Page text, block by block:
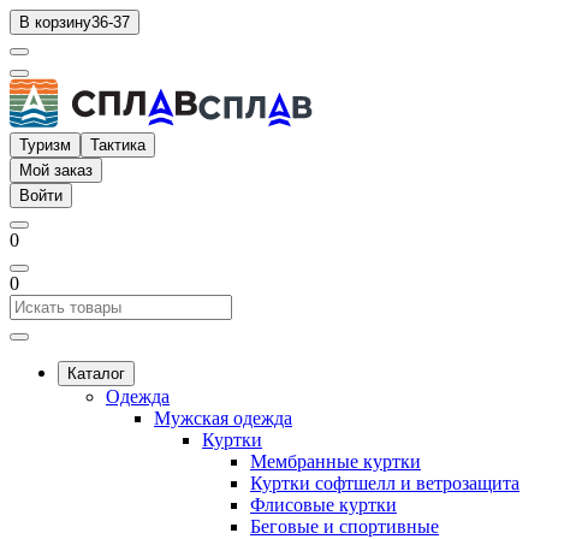
В корзину36-37
Туризм
Тактика
Мой заказ
Войти
0
0
Каталог
Одежда
Мужская одежда
Куртки
Мембранные куртки
Куртки софтшелл и ветрозащита
Флисовые куртки
Беговые и спортивные